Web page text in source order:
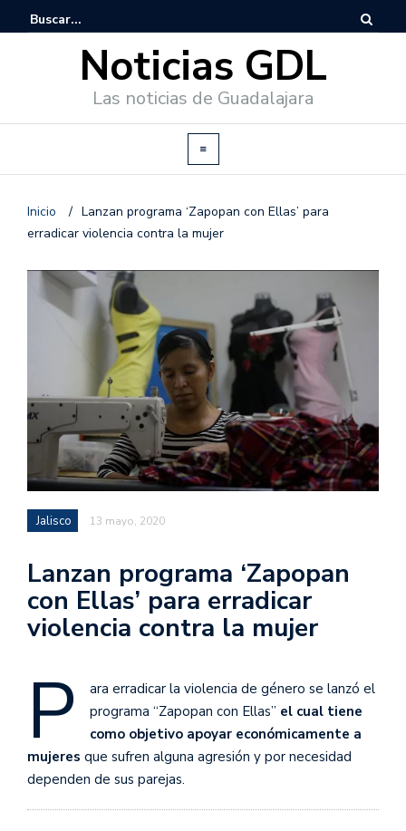
Noticias GDL
Las noticias de Guadalajara
Inicio / Lanzan programa ‘Zapopan con Ellas’ para
erradicar violencia contra la mujer
Jalisco 13 mayo, 2020
Lanzan programa ‘Zapopan
con Ellas’ para erradicar
violencia contra la mujer
P
ara erradicar la violencia de género se lanzó el
programa “Zapopan con Ellas” el cual tiene
como objetivo apoyar económicamente a
mujeres que sufren alguna agresión y por necesidad
dependen de sus parejas.